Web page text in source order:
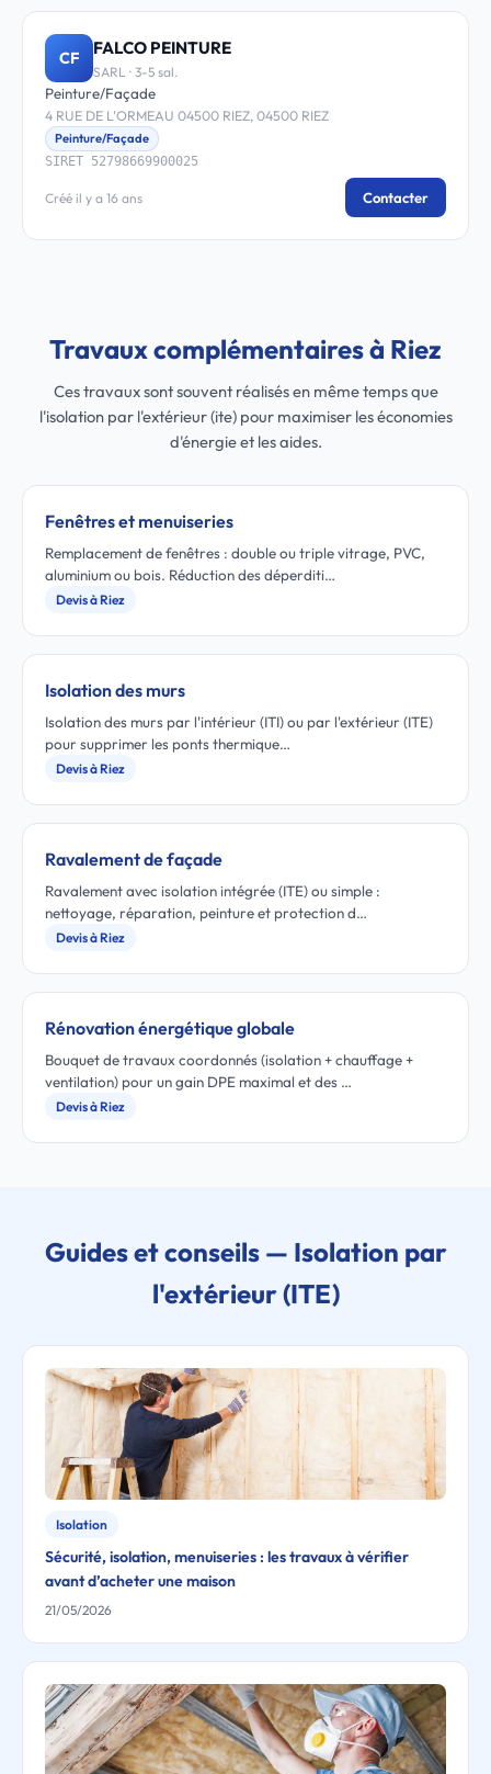
CF FALCO PEINTURE
SARL · 3-5 sal.
Peinture/Façade
4 RUE DE L'ORMEAU 04500 RIEZ, 04500 RIEZ
Peinture/Façade
SIRET 52798669900025
Créé il y a 16 ans Contacter
Travaux complémentaires à Riez
Ces travaux sont souvent réalisés en même temps que
l'isolation par l'extérieur (ite) pour maximiser les économies
d'énergie et les aides.
Fenêtres et menuiseries
Remplacement de fenêtres : double ou triple vitrage, PVC,
aluminium ou bois. Réduction des déperditi…
Devis à Riez
Isolation des murs
Isolation des murs par l'intérieur (ITI) ou par l'extérieur (ITE)
pour supprimer les ponts thermique…
Devis à Riez
Ravalement de façade
Ravalement avec isolation intégrée (ITE) ou simple :
nettoyage, réparation, peinture et protection d…
Devis à Riez
Rénovation énergétique globale
Bouquet de travaux coordonnés (isolation + chauffage +
ventilation) pour un gain DPE maximal et des …
Devis à Riez
Guides et conseils — Isolation par
l'extérieur (ITE)
Isolation
Sécurité, isolation, menuiseries : les travaux à vérifier
avant d’acheter une maison
21/05/2026